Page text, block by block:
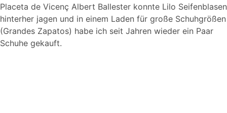
Placeta de Vicenç Albert Ballester konnte Lilo Seifenblasen
hinterher jagen und in einem Laden für große Schuhgrößen
(Grandes Zapatos) habe ich seit Jahren wieder ein Paar
Schuhe gekauft.